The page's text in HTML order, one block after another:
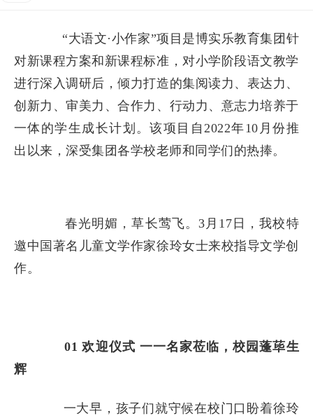
“大语文·小作家”项目是博实乐教育集团针
对新课程方案和新课程标准，对小学阶段语文教学
进行深入调研后，倾力打造的集阅读力、表达力、
创新力、审美力、合作力、行动力、意志力培养于
一体的学生成长计划。该项目自2022年10月份推
出以来，深受集团各学校老师和同学们的热捧。
春光明媚，草长莺飞。3月17日，我校特
邀中国著名儿童文学作家徐玲女士来校指导文学创
作。
01欢迎仪式 一一名家莅临，校园蓬荜生
辉
一大早，孩子们就守候在校门口盼着徐玲